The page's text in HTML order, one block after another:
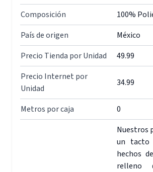
Composición
100%
País de origen
México
Precio Tienda por Unidad
49.99
Precio Internet por
Unidad
34.99
Metros por caja 0
Nuestros
un tacto
hechos
relleno